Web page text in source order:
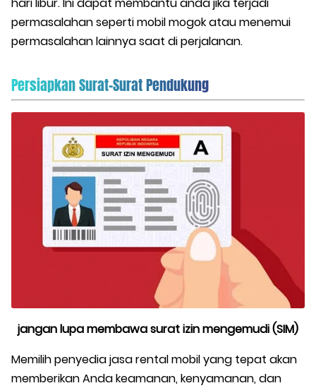
hari libur. Ini dapat membantu anda jika terjadi
permasalahan seperti mobil mogok atau menemui
permasalahan lainnya saat di perjalanan.
Persiapkan Surat-Surat Pendukung
jangan lupa membawa surat izin mengemudi (SIM)
Memilih penyedia jasa rental mobil yang tepat akan
memberikan Anda keamanan, kenyamanan, dan